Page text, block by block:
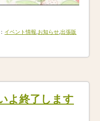
イベント情報 お知らせ ,出張販
よ終了します